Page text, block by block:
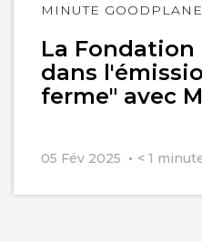
MINUTE
La Fondation
dans
ferme" avec
05 Fév 2025 < 1
Lire